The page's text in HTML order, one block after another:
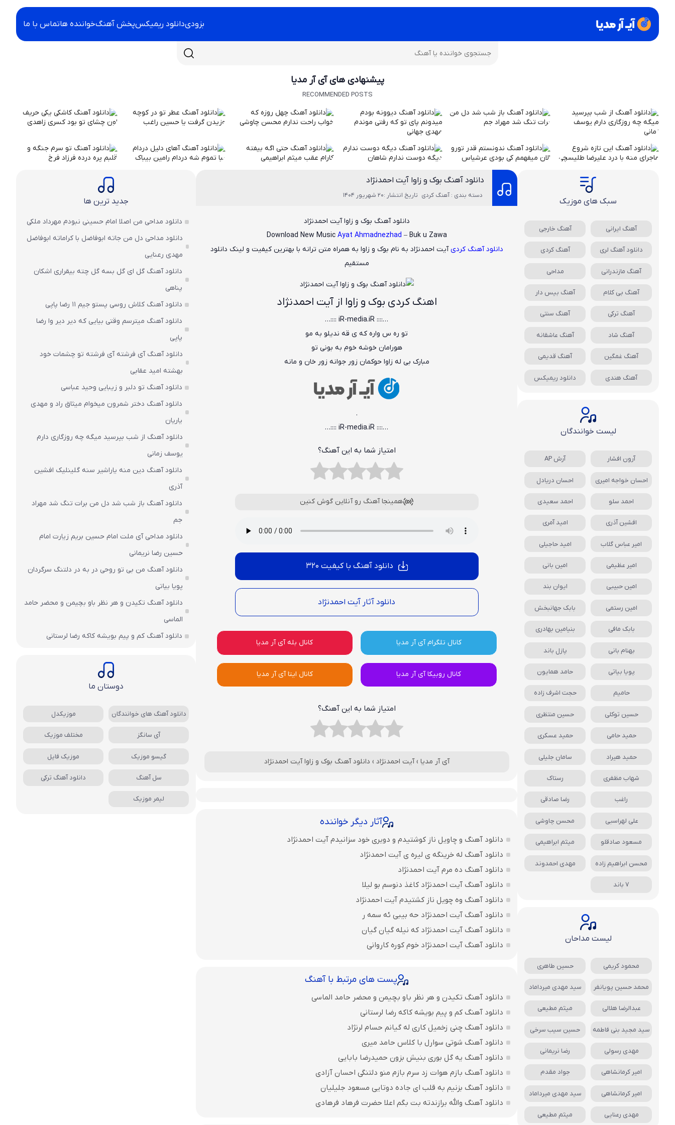
بزودیدانلود ریمیکسپخش آهنگخواننده هاتماس با ما
پیشنهادی های آی آر مدیا
RECOMMENDED POSTS
دانلود آهنگ بوک و زاوا آیت احمدنژاد
دسته بندی : آهنگ کردی تاریخ انتشار :20 شهریور 1404
دانلود آهنگ بوک و زاوا آیت احمدنژاد
Download New MusicAyat Ahmadnezhad – Buk u Zawa
دانلود آهنگ کردی آیت احمدنژاد به نام بوک و زاوا به همراه متن ترانه با بهترین کیفیت و لینک دانلود
مستقیم
اهنگ کردی بوک و زاوا از آیت احمدنژاد
…:::: iR-media.iR ::::…
تو ره س واره که ی قه ندیلو به مو
هورامان خوشه خوم به بونی تو
مبارک بی له زاوا حوکمان زور جوانه زور خان و مانه
.
…:::: iR-media.iR ::::…
امتیاز شما به این آهنگ؟
همینجا آهنگ رو آنلاین گوش کنین
دانلود آهنگ با کیفیت 320
دانلود آثار آیت احمدنژاد
کانال تلگرام آی آر مدیا کانال بله آی آر مدیا
کانال روبیکا آی آر مدیا کانال ایتا آی آر مدیا
امتیاز شما به این آهنگ؟
آی آر مدیا ›آیت احمدنژاد › دانلود آهنگ بوک و زاوا آیت احمدنژاد
آثار دیگر خواننده
دانلود آهنگ و چاویل ناز کوشتیدم و دویری خود سزانیدم آیت احمدنژاد
دانلود آهنگ له خرینگه ی لیره ی آیت احمدنژاد
دانلود آهنگ ده مرم آیت احمدنژاد
دانلود آهنگ آیت احمدنژاد کاغذ دنوسم بو لیلا
دانلود آهنگ وه چویل ناز کشتیدم آیت احمدنژاد
دانلود آهنگ آیت احمدنژاد حه بیبی ئه سمه ر
دانلود آهنگ آیت احمدنژاد که نیله گیان گیان
دانلود آهنگ آیت احمدنژاد خوم کوره کاروانی
پست های مرتبط با آهنگ
دانلود آهنگ تکیدن و هر نظر باو بچیمن و محضر حامد الماسی
دانلود آهنگ کم و پیم بویشه کاکه رضا لرستانی
دانلود آهنگ چنی زخمیل کاری له گیانم حسام لرنژاد
دانلود آهنگ شوتی سوارل با کلاس حامد میری
دانلود آهنگ یه گل بوری بنیش بزون حمیدرضا بابایی
دانلود آهنگ بازم هوات زد سرم بازم منو دلتنگی احسان آزادی
دانلود آهنگ بزنیم به قلب ای جاده دوتایی مسعود جلیلیان
دانلود آهنگ والله برازندته بت بگم اعلا حضرت فرهاد فرهادی
سبک های موزیک
آهنگ ایرانی آهنگ خارجی
دانلود آهنگ لری آهنگ کردی
آهنگ مازندرانی مداحی
آهنگ بی کلام آهنگ بیس دار
آهنگ ترکی آهنگ سنتی
آهنگ شاد آهنگ عاشقانه
آهنگ غمگین آهنگ قدیمی
آهنگ هندی دانلود ریمیکس
لیست خوانندگان
آرون افشار آرش AP
احسان خواجه امیری احسان دریادل
احمد سلو احمد سعیدی
افشین آذری امید آمری
امیر عباس گلاب امید حاجیلی
امیر عظیمی امین بانی
امین حبیبی ایوان بند
امین رستمی بابک جهانبخش
بابک مافی بنیامین بهادری
بهنام بانی پازل باند
پویا بیاتی حامد همایون
حامیم حجت اشرف زاده
حسین توکلی حسین منتظری
حمید حامی حمید عسکری
حمید هیراد سامان جلیلی
شهاب مظفری رستاک
راغب رضا صادقی
علی لهراسبی محسن چاوشی
مسعود صادقلو میثم ابراهیمی
محسن ابراهیم زاده مهدی احمدوند
7 باند
لیست مداحان
محمود کریمی حسین طاهری
محمد حسین پویانفر سید مهدی میرداماد
عبدالرضا هلالی میثم مطیعی
سید مجید بنی فاطمه حسین سیب سرخی
مهدی رسولی رضا نریمانی
امیر کرمانشاهی جواد مقدم
امیر کرمانشاهی سید مهدی میرداماد
مهدی رعنایی میثم مطیعی
جدید ترین ها
دانلود مداحی من اصلا امام حسینی نبودم مهرداد ملکی
دانلود مداحی دل من جاته ابوفاضل با کراماته ابوفاضل
مهدی رعنایی
دانلود آهنگ گل ای گل بسه گل چته بیقراری اشکان
پناهی
دانلود آهنگ کلاش روسی پستو جیم ۱۱ رضا پاپی
دانلود آهنگ میترسم وقتی بیایی که دیر دیر وا رضا
پاپی
دانلود آهنگ آی فرشته آی فرشته تو چشمات خود
بهشته امید عقابی
دانلود آهنگ تو دلبر و زیبایی وحید عباسی
دانلود آهنگ دختر شمرون میخوام میثاق راد و مهدی
یاریان
دانلود آهنگ از شب بپرسید میگه چه روزگاری دارم
یوسف زمانی
دانلود آهنگ دین منه یاراشیر سنه گلینلیک افشین
آذری
دانلود آهنگ باز شب شد دل من برات تنگ شد مهراد
جم
دانلود مداحی آی ملت امام حسین بریم زیارت امام
حسین رضا نریمانی
دانلود آهنگ من بی تو روحی در به در دلتنگ سرگردان
پویا بیاتی
دانلود آهنگ تکیدن و هر نظر باو بچیمن و محضر حامد
الماسی
دانلود آهنگ کم و پیم بویشه کاکه رضا لرستانی
دوستان ما
دانلود آهنگ های خوانندگان موزیکدل
آی سانگز مختلف موزیک
گیسو موزیک موزیک فایل
سل آهنگ دانلود آهنگ ترکی
لیمر موزیک